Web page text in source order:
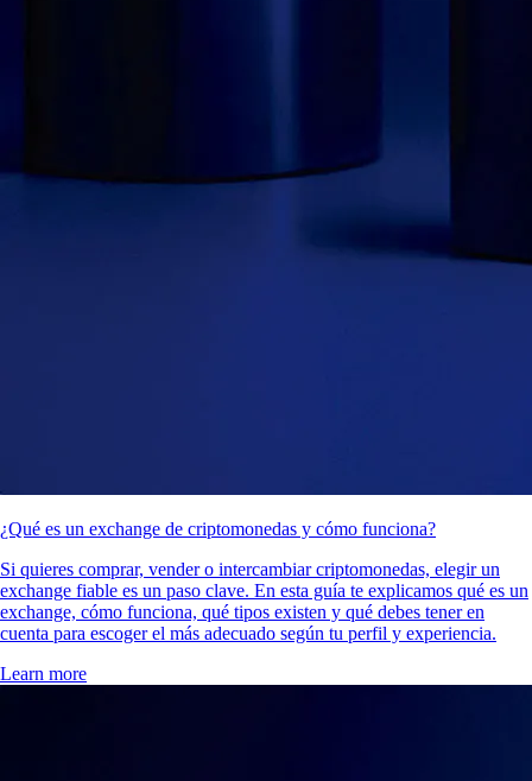
¿Qué es un exchange de criptomonedas y cómo funciona?
Si quieres comprar, vender o intercambiar criptomonedas, elegir un
exchange fiable es un paso clave. En esta guía te explicamos qué es un
exchange, cómo funciona, qué tipos existen y qué debes tener en
cuenta para escoger el más adecuado según tu perfil y experiencia.
Learn more